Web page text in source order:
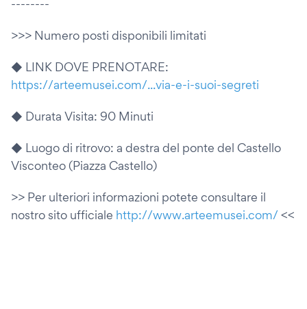
--------
>>> Numero posti disponibili limitati
◆ LINK DOVE PRENOTARE:
https://arteemusei.com/...via-e-i-suoi-segreti
◆ Durata Visita: 90 Minuti
◆ Luogo di ritrovo: a destra del ponte del Castello
Visconteo (Piazza Castello)
>> Per ulteriori informazioni potete consultare il
nostro sito ufficiale http://www.arteemusei.com/<<